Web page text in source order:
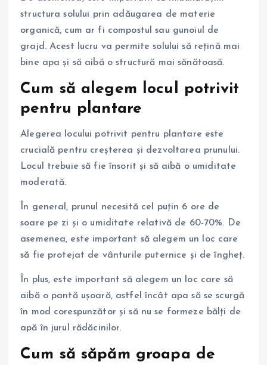
structura solului prin adăugarea de materie
organică, cum ar fi compostul sau gunoiul de
grajd. Acest lucru va permite solului să rețină mai
bine apa și să aibă o structură mai sănătoasă.
Cum să alegem locul potrivit
pentru plantare
Alegerea locului potrivit pentru plantare este
crucială pentru creșterea și dezvoltarea prunului.
Locul trebuie să fie însorit și să aibă o umiditate
moderată.
În general, prunul necesită cel puțin 6 ore de
soare pe zi și o umiditate relativă de 60-70%. De
asemenea, este important să alegem un loc care
să fie protejat de vânturile puternice și de îngheț.
În plus, este important să alegem un loc care să
aibă o pantă ușoară, astfel încât apa să se scurgă
în mod corespunzător și să nu se formeze bălți de
apă în jurul rădăcinilor.
Cum să săpăm groapa de